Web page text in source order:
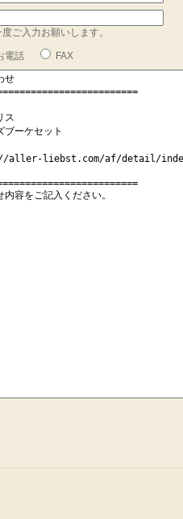
ご入力お願いします。
電話
FAX